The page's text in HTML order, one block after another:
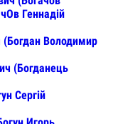
Геннадій
Володимир
(Богданець
Сергій